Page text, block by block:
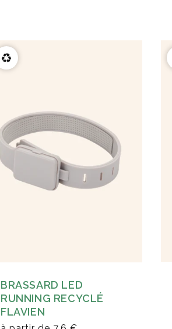
♻️
BRASSARD LED
RUNNING RECYCLÉ
FLAVIEN